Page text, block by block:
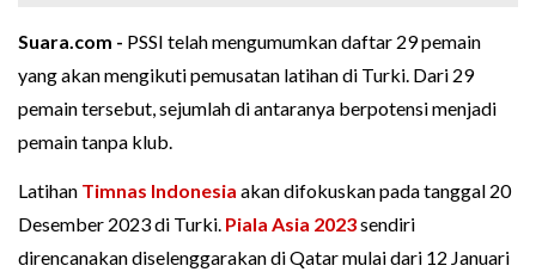
Suara.com - PSSI telah mengumumkan daftar 29 pemain
yang akan mengikuti pemusatan latihan di Turki. Dari 29
pemain tersebut, sejumlah di antaranya berpotensi menjadi
pemain tanpa klub.
Latihan Timnas Indonesia akan difokuskan pada tanggal 20
Desember 2023 di Turki. Piala Asia 2023sendiri
direncanakan diselenggarakan di Qatar mulai dari 12 Januari